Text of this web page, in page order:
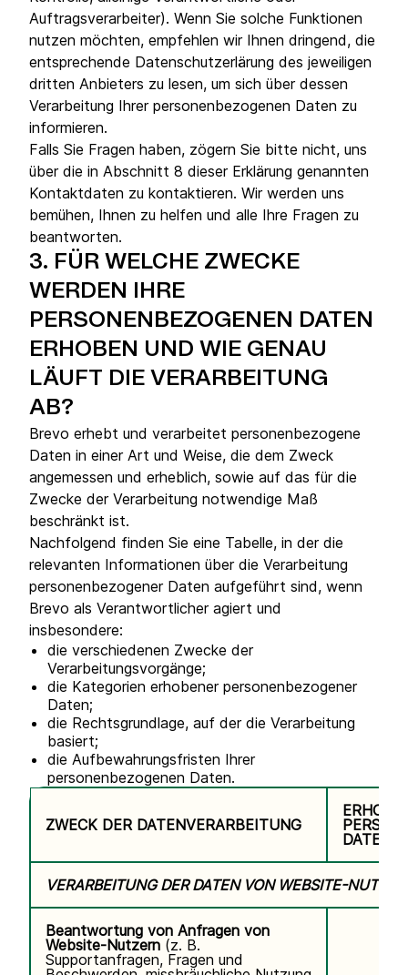
Auftragsverarbeiter). Wenn Sie solche Funktionen
nutzen möchten, empfehlen wir Ihnen dringend, die
entsprechende Datenschutzerlärung des jeweiligen
dritten Anbieters zu lesen, um sich über dessen
Verarbeitung Ihrer personenbezogenen Daten zu
informieren.
Falls Sie Fragen haben, zögern Sie bitte nicht, uns
über die in Abschnitt 8 dieser Erklärung genannten
Kontaktdaten zu kontaktieren. Wir werden uns
bemühen, Ihnen zu helfen und alle Ihre Fragen zu
beantworten.
3. FÜR WELCHE ZWECKE
WERDEN IHRE
PERSONENBEZOGENEN DATEN
ERHOBEN UND WIE GENAU
LÄUFT DIE VERARBEITUNG
AB?
Brevo erhebt und verarbeitet personenbezogene
Daten in einer Art und Weise, die dem Zweck
angemessen und erheblich, sowie auf das für die
Zwecke der Verarbeitung notwendige Maß
beschränkt ist.
Nachfolgend finden Sie eine Tabelle, in der die
relevanten Informationen über die Verarbeitung
personenbezogener Daten aufgeführt sind, wenn
Brevo als Verantwortlicher agiert und
insbesondere:
die verschiedenen Zwecke der
Verarbeitungsvorgänge;
die Kategorien erhobener personenbezogener
Daten;
die Rechtsgrundlage, auf der die Verarbeitung
basiert;
die Aufbewahrungsfristen Ihrer
personenbezogenen Daten.
ZWECK DER DATENVERARBEITUNG
DATEN
VERARBEITUNG DER DATEN VON WEBSITE-
Beantwortung von Anfragen von
Website-Nutzern (z. B.
Supportanfragen, Fragen und